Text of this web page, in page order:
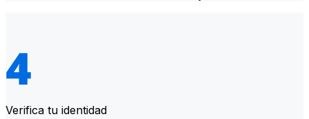
Verifica tu identidad